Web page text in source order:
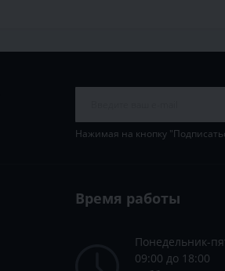
Нажимая на кнопку
Время работы
Понедельник-
09:00 до 18:00